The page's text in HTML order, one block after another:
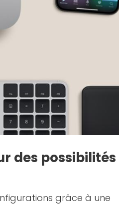
des possibilités
grâce à une